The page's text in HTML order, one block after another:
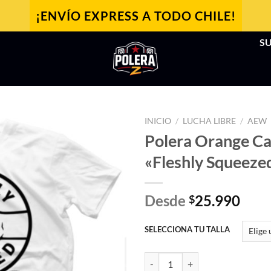
¡ENVÍO EXPRESS A TODO CHILE!
INICIO / LUCHA LIBRE / AEW
Polera Orange
«Fleshly
Desde $25.990
SELECCIONA TU TALLA